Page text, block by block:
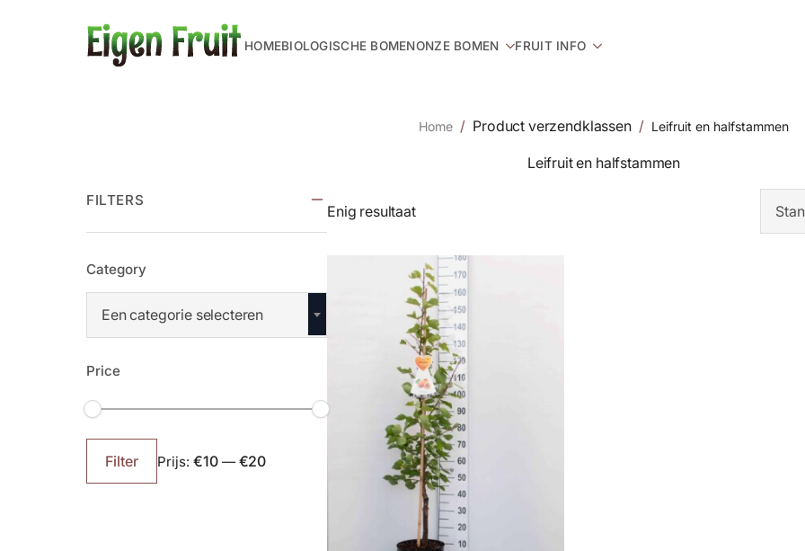
HOMEBIOLOGISCHE BOMENONZE BOMEN FRUIT INFO
Home Product verzendklassen Leifruit en halfstammen
Leifruit en halfstammen
FILTERS
Category
Een categorie selecteren
Price
Min.
prijs
Max.
prijsFilter Prijs: €10—€20
Enig resultaat